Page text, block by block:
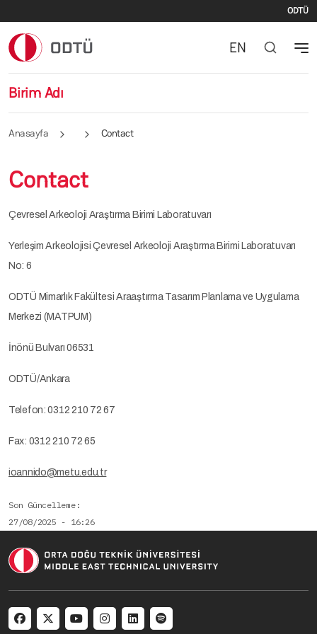
ODTÜ
Birim Adı
EN
Anasayfa Contact
Contact
Çevresel Arkeoloji Araştırma Birimi Laboratuvarı
Yerleşim Arkeolojisi Çevresel Arkeoloji Araştırma Birimi Laboratuvarı
No: 6
ODTÜ Mimarlık Fakültesi Araaştırma Tasarım Planlama ve Uygulama
Merkezi (MATPUM)
İnönü Bulvarı 06531
ODTÜ/Ankara
Telefon: 0312 210 72 67
Fax: 0312 210 72 65
ioannido@metu.edu.tr
Son Güncelleme
27/08/2025 - 16:26
Social menu